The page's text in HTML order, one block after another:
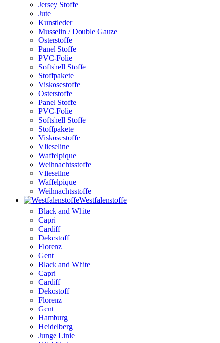
Jersey Stoffe
Jute
Kunstleder
Musselin / Double Gauze
Osterstoffe
Panel Stoffe
PVC-Folie
Softshell Stoffe
Stoffpakete
Viskosestoffe
Osterstoffe
Panel Stoffe
PVC-Folie
Softshell Stoffe
Stoffpakete
Viskosestoffe
Vlieseline
Waffelpique
Weihnachtsstoffe
Vlieseline
Waffelpique
Weihnachtsstoffe
Westfalenstoffe
Black and White
Capri
Cardiff
Dekostoff
Florenz
Gent
Black and White
Capri
Cardiff
Dekostoff
Florenz
Gent
Hamburg
Heidelberg
Junge Linie